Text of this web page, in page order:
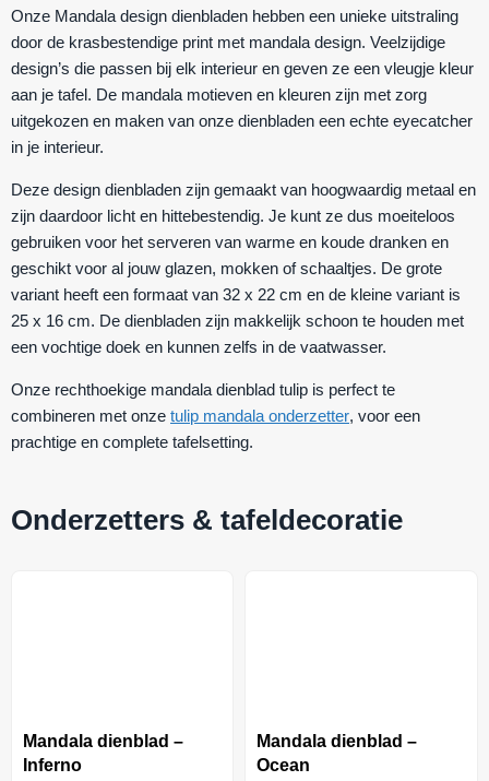
Onze Mandala design dienbladen hebben een unieke uitstraling
door de krasbestendige print met mandala design. Veelzijdige
design’s die passen bij elk interieur en geven ze een vleugje kleur
aan je tafel. De mandala motieven en kleuren zijn met zorg
uitgekozen en maken van onze dienbladen een echte eyecatcher
in je interieur.
Deze design dienbladen zijn gemaakt van hoogwaardig metaal en
zijn daardoor licht en hittebestendig. Je kunt ze dus moeiteloos
gebruiken voor het serveren van warme en koude dranken en
geschikt voor al jouw glazen, mokken of schaaltjes. De grote
variant heeft een formaat van 32 x 22 cm en de kleine variant is
25 x 16 cm. De dienbladen zijn makkelijk schoon te houden met
een vochtige doek en kunnen zelfs in de vaatwasser.
Onze rechthoekige mandala dienblad tulip is perfect te
combineren met onze tulip mandala onderzetter, voor een
prachtige en complete tafelsetting.
Onderzetters & tafeldecoratie
Mandala dienblad –
Inferno
Mandala dienblad –
Ocean